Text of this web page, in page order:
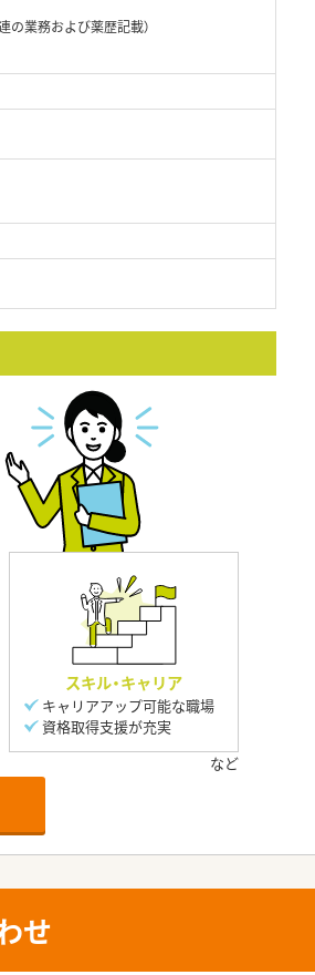
の業務および薬歴記載）
スキル・キャリア
キャリアアップ可能な職場
資格取得支援が充実
せ